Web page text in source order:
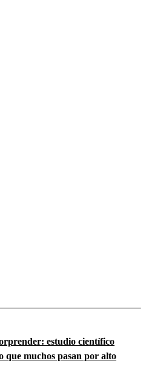
estudio científico
que muchos pasan por alto